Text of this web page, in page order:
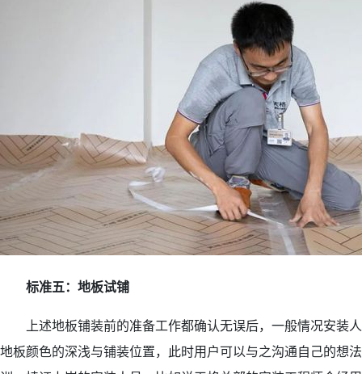
标准五：地板试铺
上述地板铺装前的准备工作都确认无误后，一般情况安装人
地板颜色的深浅与铺装位置，此时用户可以与之沟通自己的想